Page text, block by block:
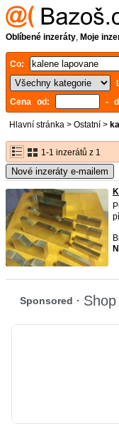
Oblíbené inzeráty, Moje
Co:
Cena od:
-
Hlavní stránka > Ostatní >
1-1 inzerátů z 1
Nové inzeráty e-mailem